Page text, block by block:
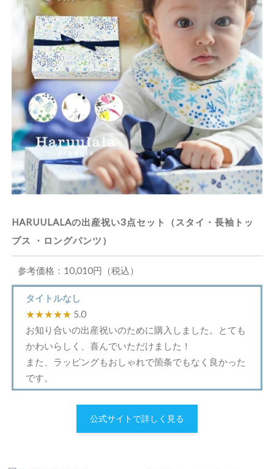
HARUULALAの出産祝い3点セット（スタイ・長袖トッ
プス ・ロングパンツ）
参考価格：10,010円（税込）
タイトルなし
★★★★★ 5.0
お知り合いの出産祝いのために購入しました。とても
かわいらしく、喜んでいただけました！
また、ラッピングもおしゃれで箇条でもなく良かった
です。
公式サイトで詳しく見る